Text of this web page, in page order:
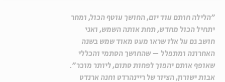
"הלילה חותם עוד יום, החושך עוטף הכול, ומחר
יתחיל הכול מחדש, תחת אותה השמש, ואני
חושב גם על אלו שראו מעט מאוד שמש בשנה
האחרונה ומתפלל – שהחושך הסתמי והכללי
שאופף אותם יהפוך לפחות סתום, ליותר מוכר".
אבות ישורון, הציור של ריינהרדט וחנה ארנדט